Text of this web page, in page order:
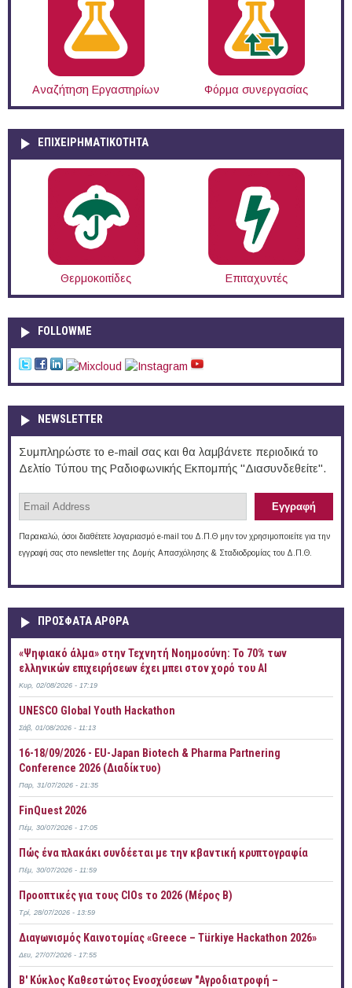
Αναζήτηση Εργαστηρίων Φόρμα συνεργασίας
ΕΠΙΧΕΙΡΗΜΑΤΙΚΟΤΗΤΑ
Θερμοκοιτίδες Επιταχυντές
FOLLOWME
NEWSLETTER
Συμπληρώστε το e-mail σας και θα λαμβάνετε περιοδικά το
Δελτίο Τύπου της Ραδιοφωνικής Εκπομπής "Διασυνδεθείτε".
Παρακαλώ, όσοι διαθέτετε λογαριασμό e-mail του Δ.Π.Θ μην τον χρησιμοποιείτε για την
εγγραφή σας στο newsletter της Δομής Απασχόλησης & Σταδιοδρομίας του Δ.Π.Θ.
ΠΡOΣΦΑΤΑ AΡΘΡΑ
«Ψηφιακό άλμα» στην Τεχνητή Νοημοσύνη: Το 70% των
ελληνικών επιχειρήσεων έχει μπει στον χορό του AI
Κυρ, 02/08/2026 - 17:19
UNESCO Global Youth Hackathon
Σάβ, 01/08/2026 - 11:13
16-18/09/2026 - EU-Japan Biotech & Pharma Partnering
Conference 2026 (Διαδίκτυο)
Παρ, 31/07/2026 - 21:35
FinQuest 2026
Πέμ, 30/07/2026 - 17:05
Πώς ένα πλακάκι συνδέεται με την κβαντική κρυπτογραφία
Πέμ, 30/07/2026 - 11:59
Προοπτικές για τους CIOs το 2026 (Μέρος Β)
Τρί, 28/07/2026 - 13:59
Διαγωνισμός Καινοτομίας «Greece – Türkiye Hackathon 2026»
Δευ, 27/07/2026 - 17:55
B' Κύκλος Καθεστώτος Ενοσχύσεων "Αγροδιατροφή –